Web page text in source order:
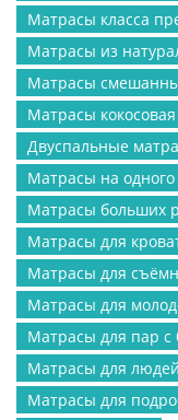
Матрасы класса
Матрасы из
Матрасы
Матрасы
Двуспальные
Матрасы на
Матрасы больших
Матрасы для
Матрасы для
Матрасы для
Матрасы для пар с
Матрасы для
Матрасы для